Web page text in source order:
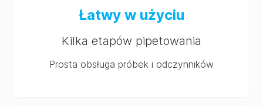
Łatwy w użyciu
Kilka etapów pipetowania
Prosta obsługa próbek i odczynników